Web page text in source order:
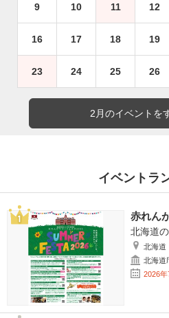
9 10 11 12
16 17 18 19
23 24 25 26
2月のイベントを
イベントラ
赤れん
北海道
北海道
北海道
2026